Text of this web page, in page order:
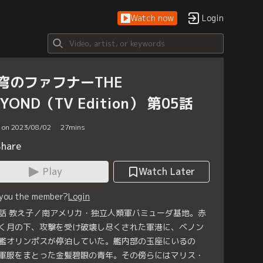
Watch now Login
のファフナーTHE
（TV Edition） 第05話
2023/08/02 27mins
Play
Watch Later
the member?Login
教え子／南アメリカ・独立人類軍バミューダ基地。赤
月の下、攻撃を受け破壊し尽くされた軍港に、ベノン
オリンポスが停泊していた。艦内部の玉座にいるの
服をまとった金髪碧眼の青年。その傍らにはマリス・